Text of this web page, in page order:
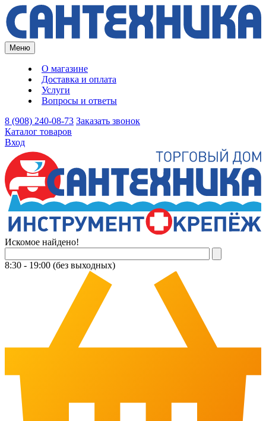
Меню
О магазине
Доставка и оплата
Услуги
Вопросы и ответы
8 (908) 240-08-73 Заказать звонок
Каталог товаров
Вход
Искомое найдено!
8:30 - 19:00 (без выходных)